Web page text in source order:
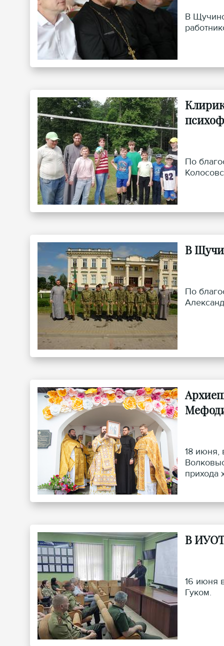
В
По
В
По
18 июня,
прихода
В ИУОТ
16 июня
Гуком.